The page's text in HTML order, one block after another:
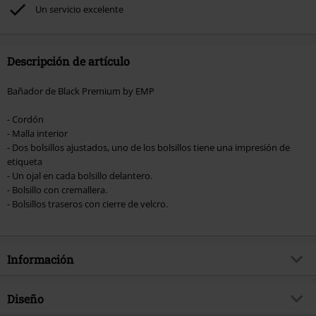
Rammstein, (Till) Lindemann, Böhse Onkelz, Broilers, Die Ärzte, Die Toten
Hosen, Metality, Funko Pop!, vales regalo y artículos que incluyan una
Un servicio excelente
Descripción de artículo
Bañador de Black Premium by EMP
- Cordón
- Malla interior
- Dos bolsillos ajustados, uno de los bolsillos tiene una impresión de
etiqueta
- Un ojal en cada bolsillo delantero.
- Bolsillo con cremallera.
- Bolsillos traseros con cierre de velcro.
Información
Artículo no.
Diseño